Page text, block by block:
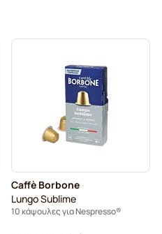
Nespresso®
Caffè Borbone
Lungo Sublime
10 κάψουλες για Nespresso®